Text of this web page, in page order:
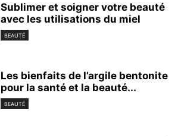
Sublimer et soigner votre beauté
avec les utilisations du miel
BEAUTÉ
Les bienfaits de l’argile bentonite
pour la santé et la beauté...
BEAUTÉ